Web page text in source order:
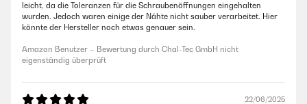
leicht, da die Toleranzen für die Schraubenöffnungen eingehalten
wurden. Jedoch waren einige der Nähte nicht sauber verarbeitet. Hier
könnte der Hersteller noch etwas genauer sein.
Amazon Benutzer – Bewertung durch Chal-Tec GmbH nicht
eigenständig überprüft
22/06/2025